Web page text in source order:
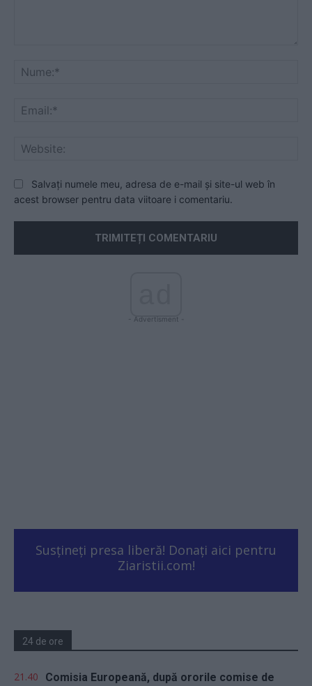
Salvați numele meu, adresa de e-mail și site-ul web în
acest browser pentru data viitoare i comentariu.
- Advertisment -
Susțineți presa liberă! Donați aici pentru
Ziaristii.com!
24 de ore
21.40
Comisia Europeană, după ororile comise de